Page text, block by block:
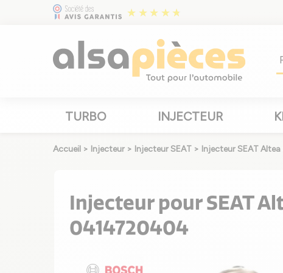
TURBO INJECTEUR
Accueil > Injecteur > Injecteur SEAT > Injecteur SEAT Altea
Injecteur pour SEAT
0414720404